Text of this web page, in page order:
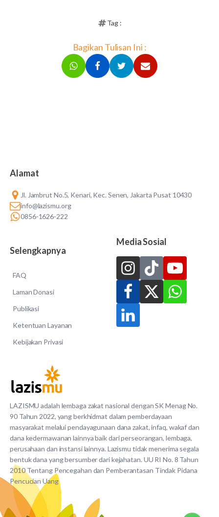
Tag :
Bagikan Tulisan Ini :
LAZISMU adalah lembaga zakat nasional dengan SK Menag No.
90 Tahun 2022, yang berkhidmat dalam pemberdayaan
masyarakat melalui pendayagunaan dana zakat, infaq, wakaf dan
dana kedermawanan lainnya baik dari perseorangan, lembaga,
perusahaan dan instansi lainnya. Lazismu tidak menerima segala
bentuk dana yang bersumber dari kejahatan. UU RI No. 8 Tahun
2010 Tentang Pencegahan dan Pemberantasan Tindak Pidana
Pencucian Uang
Alamat
Jl. Jambrut No.5, Kenari, Kec. Senen, Jakarta Pusat 10430
info@lazismu.org
0856-1626-222
Selengkapnya
FAQ
Laman Donasi
Publikasi
Ketentuan Layanan
Kebijakan Privasi
Media Sosial